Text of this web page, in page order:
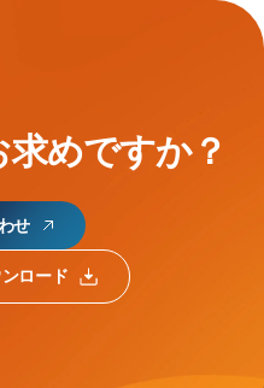
めですか？
せ
ロード